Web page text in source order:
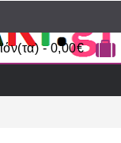
- 0,00€